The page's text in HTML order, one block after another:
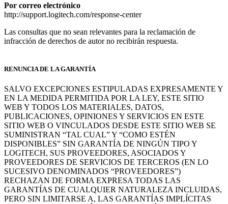
Por correo electrónico
http://support.logitech.com/response-center
Las consultas que no sean relevantes para la reclamación de
infracción de derechos de autor no recibirán respuesta.
RENUNCIA DE LA GARANTÍA
SALVO EXCEPCIONES ESTIPULADAS EXPRESAMENTE Y
EN LA MEDIDA PERMITIDA POR LA LEY, ESTE SITIO
WEB Y TODOS LOS MATERIALES, DATOS,
PUBLICACIONES, OPINIONES Y SERVICIOS EN ESTE
SITIO WEB O VINCULADOS DESDE ESTE SITIO WEB SE
SUMINISTRAN “TAL CUAL” Y “COMO ESTÉN
DISPONIBLES” SIN GARANTÍA DE NINGÚN TIPO Y
LOGITECH, SUS PROVEEDORES, ASOCIADOS Y
PROVEEDORES DE SERVICIOS DE TERCEROS (EN LO
SUCESIVO DENOMINADOS “PROVEEDORES”)
RECHAZAN DE FORMA EXPRESA TODAS LAS
GARANTÍAS DE CUALQUIER NATURALEZA INCLUIDAS,
PERO SIN LIMITARSE A, LAS GARANTÍAS IMPLÍCITAS